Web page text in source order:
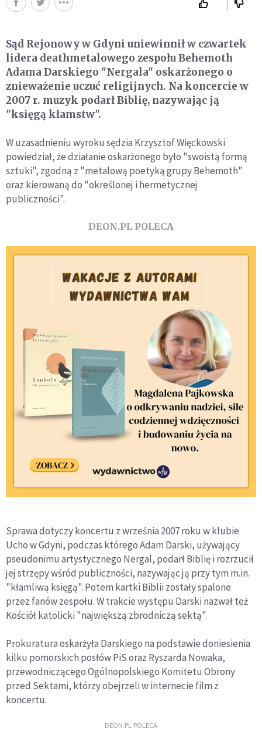
Sąd Rejonowy w Gdyni uniewinnił w czwartek
lidera deathmetalowego zespołu Behemoth
Adama Darskiego "Nergala" oskarżonego o
znieważenie uczuć religijnych. Na koncercie w
2007 r. muzyk podarł Biblię, nazywając ją
"księgą kłamstw".
W uzasadnieniu wyroku sędzia Krzysztof Więckowski
powiedział, że działanie oskarżonego było "swoistą formą
sztuki", zgodną z "metalową poetyką grupy Behemoth"
oraz kierowaną do "określonej i hermetycznej
publiczności".
DEON.PL POLECA
Sprawa dotyczy koncertu z września 2007 roku w klubie
Ucho w Gdyni, podczas którego Adam Darski, używający
pseudonimu artystycznego Nergal, podarł Biblię i rozrzucił
jej strzępy wśród publiczności, nazywając ją przy tym m.in.
"kłamliwą księgą". Potem kartki Biblii zostały spalone
przez fanów zespołu. W trakcie występu Darski nazwał też
Kościół katolicki "największą zbrodniczą sektą".
Prokuratura oskarżyła Darskiego na podstawie doniesienia
kilku pomorskich posłów PiS oraz Ryszarda Nowaka,
przewodniczącego Ogólnopolskiego Komitetu Obrony
przed Sektami, którzy obejrzeli w internecie film z
koncertu.
DEON.PL POLECA